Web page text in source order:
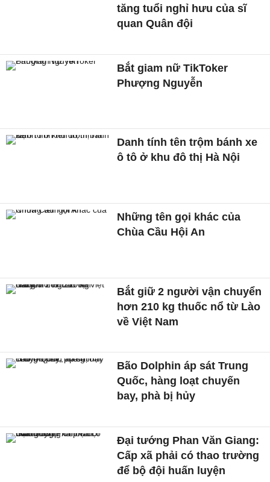
tăng tuổi nghỉ hưu của sĩ
quan Quân đội
Bắt giam nữ TikToker
Phượng Nguyễn
Danh tính tên trộm bánh xe
ô tô ở khu đô thị Hà Nội
Những tên gọi khác của
Chùa Cầu Hội An
Bắt giữ 2 người vận chuyển
hơn 210 kg thuốc nổ từ Lào
về Việt Nam
Bão Dolphin áp sát Trung
Quốc, hàng loạt chuyến
bay, phà bị hủy
Đại tướng Phan Văn Giang:
Cấp xã phải có thao trường
để bộ đội huấn luyện